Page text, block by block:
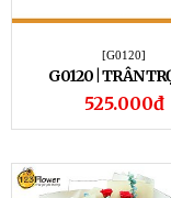
[G0120]
G0120 | TRÂN
525.000đ